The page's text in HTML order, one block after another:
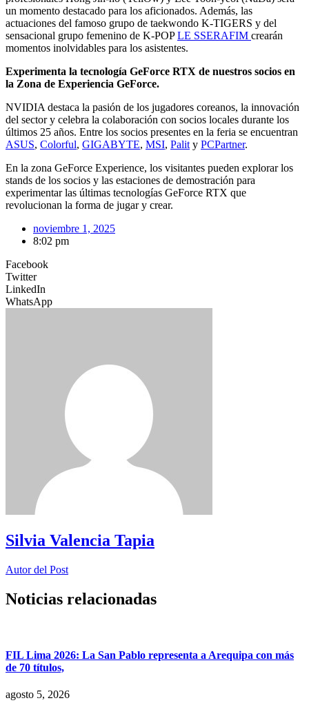
un momento destacado para los aficionados. Además, las
actuaciones del famoso grupo de taekwondo K-TIGERS y del
sensacional grupo femenino de K-POPLE SSERAFIM crearán
momentos inolvidables para los asistentes.
Experimenta la tecnología GeForce RTX de nuestros socios en
la Zona de Experiencia GeForce.
NVIDIA destaca la pasión de los jugadores coreanos, la innovación
del sector y celebra la colaboración con socios locales durante los
últimos 25 años. Entre los socios presentes en la feria se encuentran
ASUS, Colorful, GIGABYTE, MSI, Palit y PCPartner.
En la zona GeForce Experience, los visitantes pueden explorar los
stands de los socios y las estaciones de demostración para
experimentar las últimas tecnologías GeForce RTX que
revolucionan la forma de jugar y crear.
noviembre 1, 2025
8:02 pm
Facebook
Twitter
LinkedIn
WhatsApp
Silvia Valencia Tapia
Autor del Post
Noticias relacionadas
FIL Lima 2026: La San Pablo representa a Arequipa con más
de 70 títulos,
agosto 5, 2026